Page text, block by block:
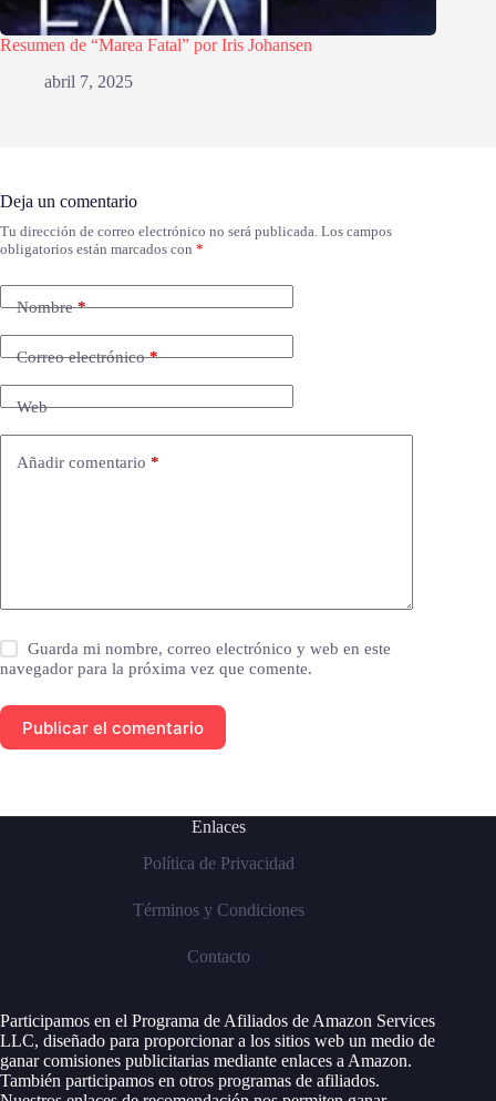
Resumen de “Marea Fatal” por Iris Johansen
abril 7, 2025
Deja un comentario
Tu dirección de correo electrónico no será publicada. Los campos
obligatorios están marcados con *
Nombre*
Correo electrónico*
Web
Añadir comentario *
Guarda mi nombre, correo electrónico y web en este
navegador para la próxima vez que comente.
Publicar el comentario
Enlaces
Política de Privacidad
Términos y Condiciones
Contacto
Participamos en el Programa de Afiliados de Amazon Services
LLC, diseñado para proporcionar a los sitios web un medio de
ganar comisiones publicitarias mediante enlaces a Amazon.
También participamos en otros programas de afiliados.